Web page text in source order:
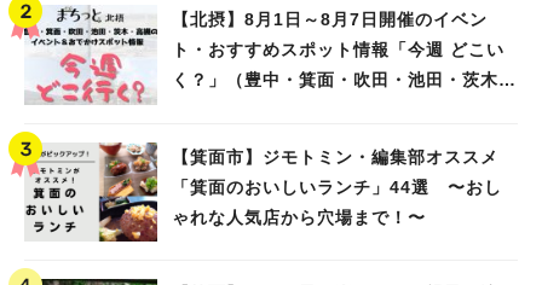
【北摂】8月1日～8月7日開催のイベン
ト・おすすめスポット情報「今週 どこい
く？」（豊中・箕面・吹田・池田・茨木・
【箕面市】ジモトミン・編集部オススメ
「箕面のおいしいランチ」44選 〜おし
ゃれな人気店から穴場まで！〜